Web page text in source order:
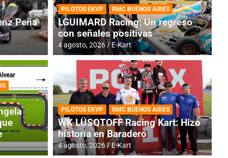
Horarios para la
Peña
PILOTOS EKVP RMC BUENOS AIRES
LGUIMARD Racing: Un regreso
con señales positivas
4 agosto, 2026 E-Kart
PILOTOS EKVP RMC BUENOS AIRES
WK LÜSQTOFF Racing Kart: Hizo
historia en Baradero
4 agosto, 2026 E-Kart